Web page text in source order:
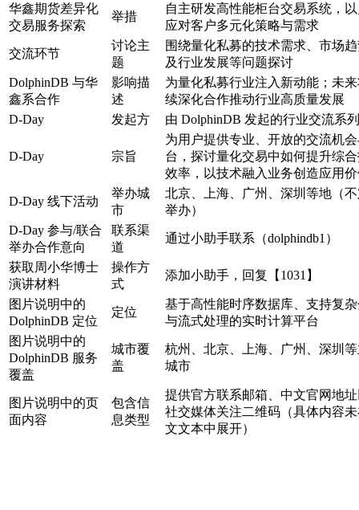
华鑫期货差异化
交易服务探索
举措
自主研发高性能柜台交易系统，
应对客户多元化策略与需求
交流环节
讨论主
题
围绕量化私募的技术需求、市场
及行业发展等问题探讨
DolphinDB 与华
鑫系合作
影响描
述
为量化私募行业注入新动能；未
续深化合作推动行业高质量发展
D-Day
发起方 由 DolphinDB 发起的行业交流系
D-Day 宗旨
为用户提供专业、开放的交流机
台，探讨量化交易中如何提升综
效率，以技术融入业务创造应用
D-Day 线下活动
举办城
市
北京、上海、广州、深圳等地（
举办）
D-Day 参与/联合
举办合作意向
联系渠
道
通过小助手联系（dolphindb1）
获取周小华博士
演讲材料
操作方
式
添加小助手，回复【1031】
图片说明中的
DolphinDB 定位
定位
基于高性能时序数据库、支持复
与流式处理的实时计算平台
图片说明中的
DolphinDB 服务
覆盖
城市覆
盖
杭州、北京、上海、广州、深圳
城市
图片说明中的页
面内容
包含信
息类型
提供官方联系邮箱、中文官网地
社交媒体关注二维码（具体内容
文文本中展开）